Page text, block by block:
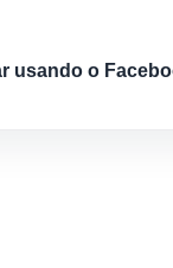
usando o